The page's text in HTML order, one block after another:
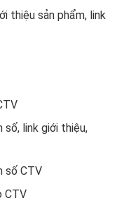
thiệu sản phẩm, link
số, link giới thiệu,
số CTV
CTV